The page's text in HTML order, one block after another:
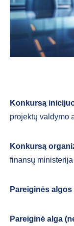
Konkursą
projektų valdymo
Konkursą
finansų ministerija
Pareiginės
Pareiginė alga